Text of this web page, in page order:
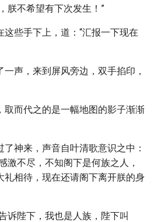
朕不希望有下次发生！”
些手下上，道：“汇报一下现在
声，来到屏风旁边，双手掐印，
取而代之的是一幅地图的影子渐渐
神来，声音自叶清歌意识之中：
激不尽，不知阁下是何族之人，
礼相待，现在还请阁下离开朕的身
诉陛下，我也是人族，陛下叫